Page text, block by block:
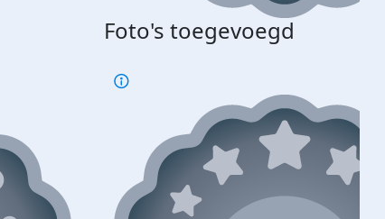
Foto's toegevoegd